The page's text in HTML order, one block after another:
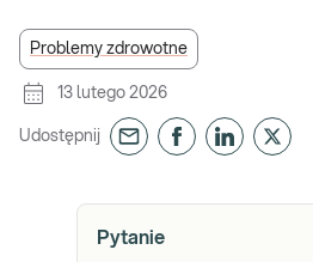
Problemy zdrowotne
13 lutego 2026
Udostępnij
Pytanie